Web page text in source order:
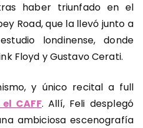
haber triunfado en el
Road, que la llevó junto a
londinense, donde
Floyd y Gustavo Cerati.
y único recital a full
CAFF. Allí, Feli desplegó
ambiciosa escenografía